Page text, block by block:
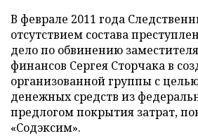
В феврале 2011 года
отсутствием состава
дело по обвинению
финансов Сергея Сторчака в
организованной группы с
денежных средств из
предлогом покрытия затрат,
«Содэксим».